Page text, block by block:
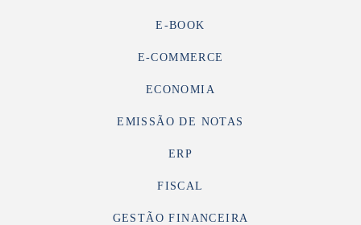
E-BOOK
E-COMMERCE
ECONOMIA
EMISSÃO DE NOTAS
ERP
FISCAL
GESTÃO FINANCEIRA